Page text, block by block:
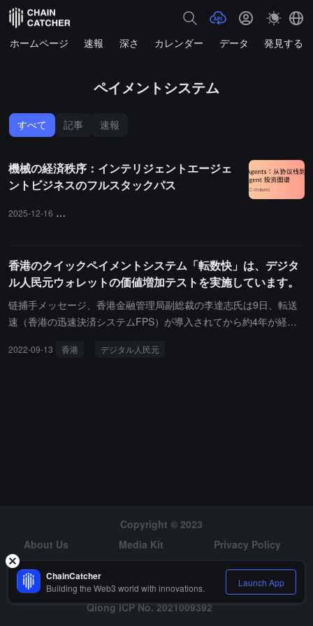
ホームページ 速報 深さ カレンダー データ 発見する
ペイメントシステム
すべて 記事 速報
機械の経済秩序：インテリジェントエージェ
ントビジネスのフルスタックパス
2025-12-16 インテリジェントエージェントビジネス
香港のクイックペイメントシステム「転数快」は、デジタ
ル人民元ウォレットの価値増加テストを実施しています。
链捕手メッセージ、香港金融管理局副総裁の李達志氏は9日、転送
速（香港の迅速決済システムFPS）が導入されてから約4年が経過
加していると述べました。特区政府の関連部門は中国人民銀行デジ
2022-09-13 香港 デジタル人民元
Copyright © 2023
About Us
Media Kit
Privacy Policy
Risk Warning
Hiring
Qiong ICP No. 2021009392
ChainCatcher
Building the Web3 world with innovations. Launch App